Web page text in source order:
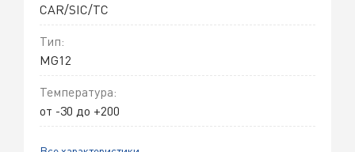
CAR/SIC/TC
Тип:
MG12
Температура:
от -30 до +200